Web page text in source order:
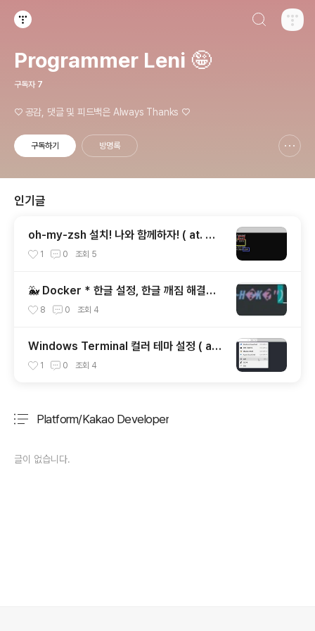
Programmer Leni 🤪
구독자 7
♡ 공감, 댓글 및 피드백은 Always Thanks ♡
구독하기 방명록
인기글
oh-my-zsh 설치! 나와 함께하자! ( at. Wi
ndows ) feat. zsh 설치
1 0 조회 5
🐳 Docker * 한글 설정, 한글 깨짐 해결하
기 8 0 조회 4
Windows Terminal 컬러 테마 설정 ( at.
Windows )
1 0 조회 4
Platform/Kakao Developer
글이 없습니다.